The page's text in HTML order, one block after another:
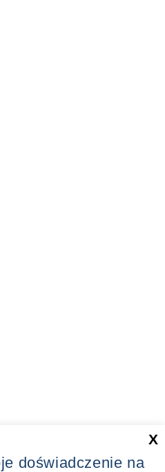
doświadczenie na
X